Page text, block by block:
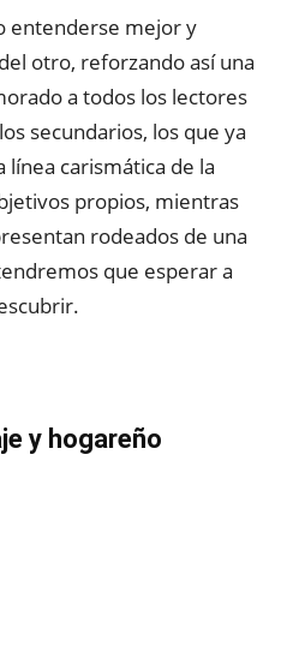
entenderse mejor y
otro, reforzando así una
a todos los lectores
secundarios, los que ya
línea carismática de la
propios, mientras
rodeados de una
que esperar a
y hogareño